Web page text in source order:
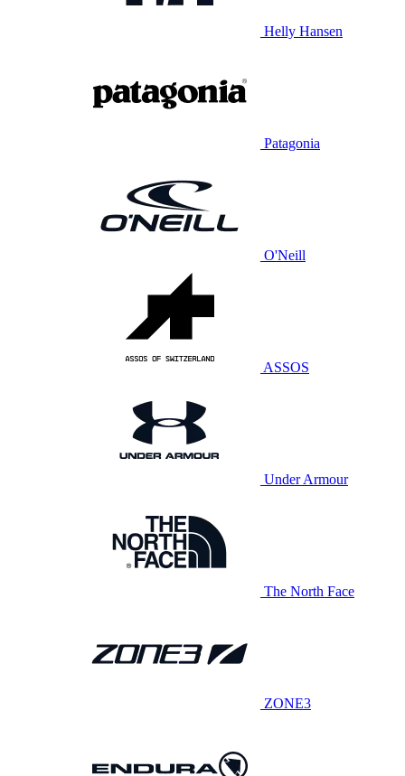
Helly Hansen
Patagonia
O'Neill
ASSOS
Under Armour
The North Face
ZONE3